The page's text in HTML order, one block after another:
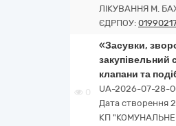
ЛІКУВАННЯ М.
ЄДРПОУ:
0
«Засувки,
закупівельний
клапани та
UA-2026-07-28-
Дата створення
КП